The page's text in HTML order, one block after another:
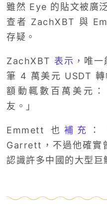
雖然 Eye 的貼文被廣
查者 ZachXBT 與
存疑。
ZachXBT 表示 ，唯
筆 4 萬美元 USDT 轉
額動輒數百萬美元
友。」
Emmett 也 補充
Garrett，不過他確實
認識許多中國的大型巨